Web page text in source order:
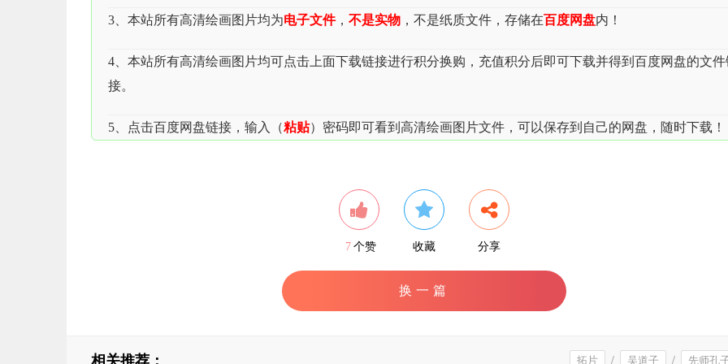
3、本站所有高清绘画图片均为电子文件， 不是实物 ，不是纸质文件，存储在百度网盘内！
4、本站所有高清绘画图片均可点击上面下载链接进行积分换购，充值积分后即可下载并得到百度网盘的文件
接。
5、点击百度网盘链接，输入（粘贴）密码即可看到高清绘画图片文件，可以保存到自己的网盘，随时下载！
7 个赞 收藏 分享
换一篇
相关推荐： 先师孔
/
吴道子
/
拓片